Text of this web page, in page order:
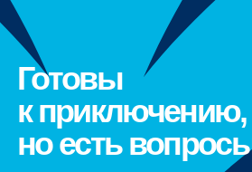
Готовы
к приключению,
но есть